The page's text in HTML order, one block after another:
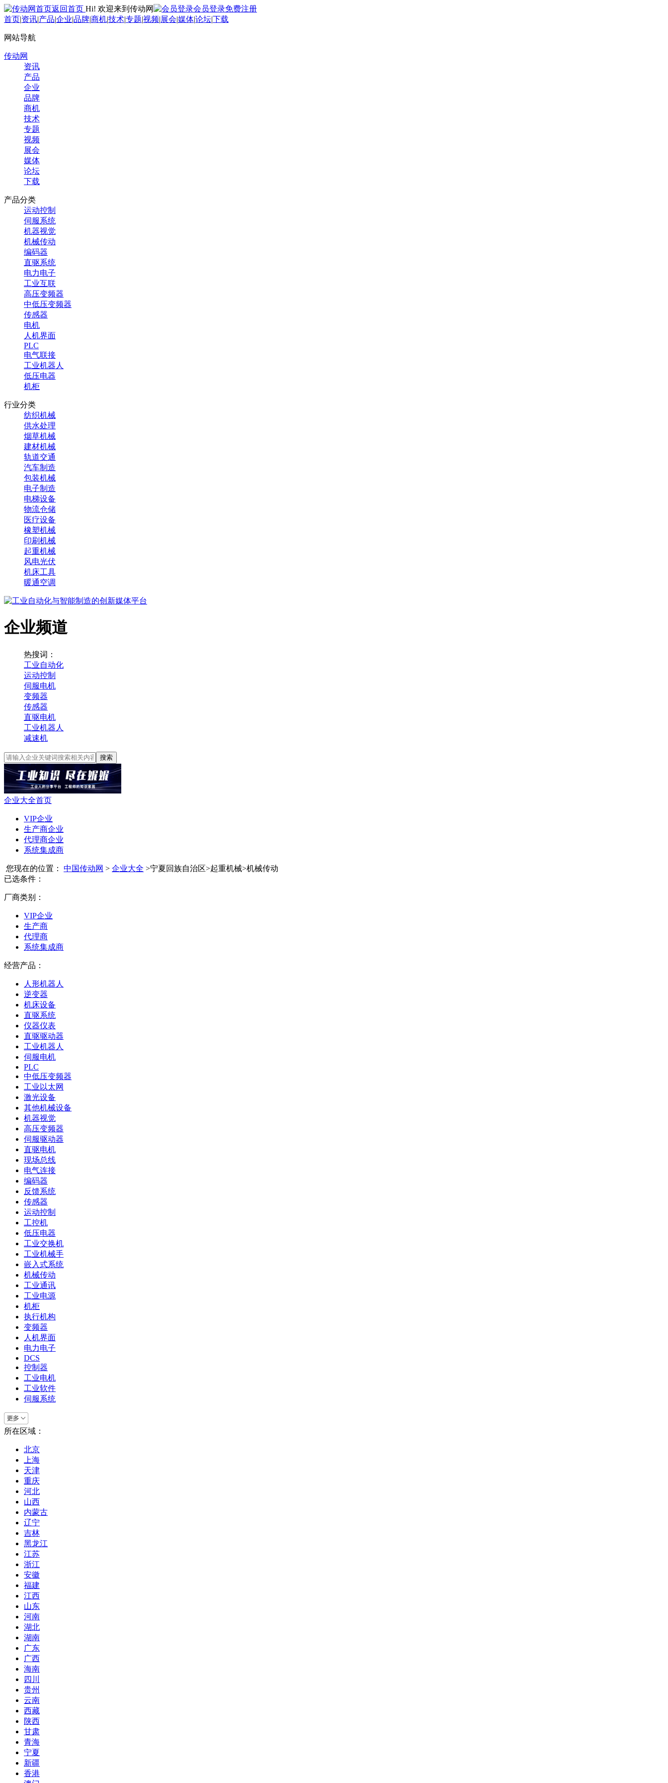
返回首页 Hi! 欢迎来到传动网 会员登录免费注册
首页|资讯|产品|企业|品牌|商机|技术|专题|视频|展会|媒体|论坛|下载
网站导航
传动网
资讯
产品
企业
品牌
商机
技术
专题
视频
展会
媒体
论坛
下载
产品分类
运动控制
伺服系统
机器视觉
机械传动
编码器
直驱系统
电力电子
工业互联
高压变频器
中低压变频器
传感器
电机
人机界面
PLC
电气联接
工业机器人
低压电器
机柜
行业分类
纺织机械
供水处理
烟草机械
建材机械
轨道交通
汽车制造
包装机械
电子制造
电梯设备
物流仓储
医疗设备
橡塑机械
印刷机械
起重机械
风电光伏
机床工具
暖通空调
企业频道
热搜词：
工业自动化
运动控制
伺服电机
变频器
传感器
直驱电机
工业机器人
减速机
搜索
企业大全首页
VIP企业
生产商企业
代理商企业
系统集成商
您现在的位置： 中国传动网 > 企业大全 >宁夏回族自治区>起重机械>机械传动
已选条件：
厂商类别：
VIP企业
生产商
代理商
系统集成商
经营产品：
人形机器人
逆变器
机床设备
直驱系统
仪器仪表
直驱驱动器
工业机器人
伺服电机
PLC
中低压变频器
工业以太网
激光设备
其他机械设备
机器视觉
高压变频器
伺服驱动器
直驱电机
现场总线
电气连接
编码器
反馈系统
传感器
运动控制
工控机
低压电器
工业交换机
工业机械手
嵌入式系统
机械传动
工业通讯
工业电源
机柜
执行机构
变频器
人机界面
电力电子
DCS
控制器
工业电机
工业软件
伺服系统
所在区域：
北京
上海
天津
重庆
河北
山西
内蒙古
辽宁
吉林
黑龙江
江苏
浙江
安徽
福建
江西
山东
河南
湖北
湖南
广东
广西
海南
四川
贵州
云南
西藏
陕西
甘肃
青海
宁夏
新疆
香港